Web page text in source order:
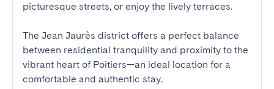
picturesque streets, or enjoy the lively terraces.
The Jean Jaurès district offers a perfect balance
between residential tranquility and proximity to the
vibrant heart of Poitiers—an ideal location for a
comfortable and authentic stay.